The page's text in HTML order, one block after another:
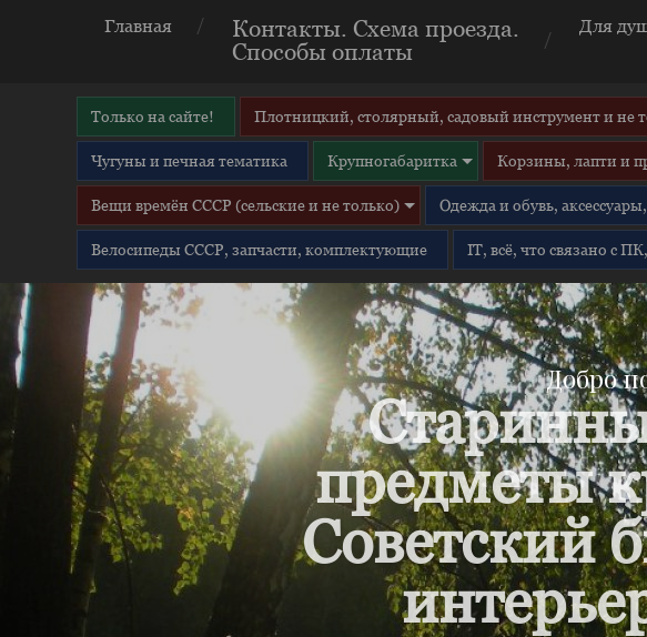
Главная
Контакты. Схема проезда.
Способы оплаты
Для
Только на сайте! Плотницкий, столярный, садовый инструмент и не
Чугуны и печная тематика Крупногабаритка Корзины, лапти и
Вещи времён СССР (сельские и не только) Одежда и обувь,
Велосипеды СССР, запчасти, комплектующие IT, всё, что связано с
Добро
предметы
Советский